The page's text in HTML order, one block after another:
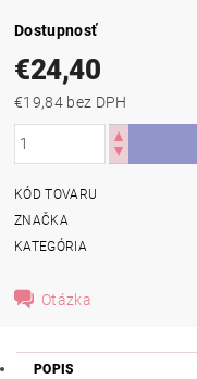
Dostupnosť
€24,40
€19,84 bez DPH
KÓD TOVARU
ZNAČKA
KATEGÓRIA
Otázka
POPIS